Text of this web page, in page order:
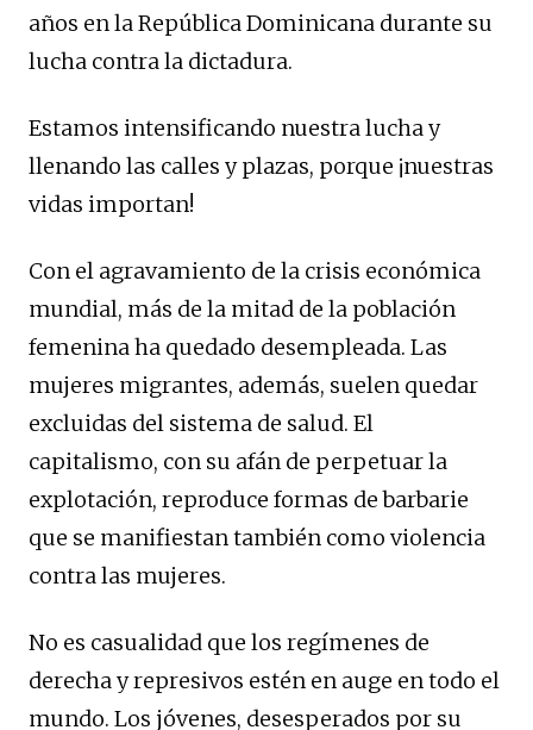
años en la República Dominicana durante su
lucha contra la dictadura.
Estamos intensificando nuestra lucha y
llenando las calles y plazas, porque ¡nuestras
vidas importan!
Con el agravamiento de la crisis económica
mundial, más de la mitad de la población
femenina ha quedado desempleada. Las
mujeres migrantes, además, suelen quedar
excluidas del sistema de salud. El
capitalismo, con su afán de perpetuar la
explotación, reproduce formas de barbarie
que se manifiestan también como violencia
contra las mujeres.
No es casualidad que los regímenes de
derecha y represivos estén en auge en todo el
mundo. Los jóvenes, desesperados por su